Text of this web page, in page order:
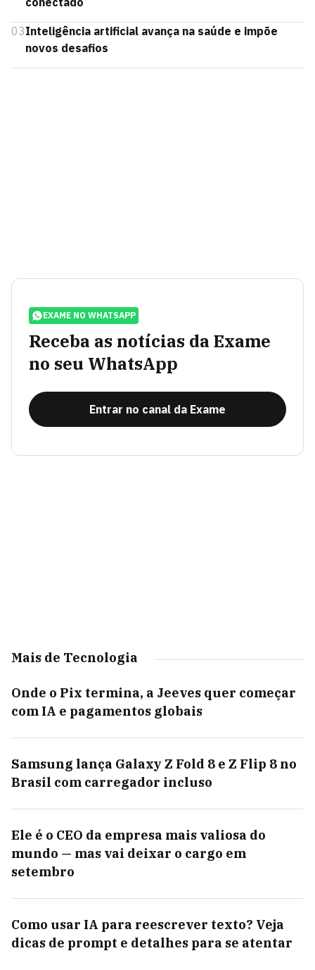
03Inteligência artificial avança na saúde e impõe
novos desafios
EXAME NO WHATSAPP
Receba as notícias da Exame
no seu WhatsApp
Entrar no canal da Exame
Mais de Tecnologia
Onde o Pix termina, a Jeeves quer começar
com IA e pagamentos globais
Samsung lança Galaxy Z Fold 8 e Z Flip 8 no
Brasil com carregador incluso
Ele é o CEO da empresa mais valiosa do
mundo — mas vai deixar o cargo em
setembro
Como usar IA para reescrever texto? Veja
dicas de prompt e detalhes para se atentar